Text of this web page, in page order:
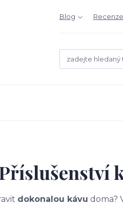
Blog Recenze
dokonalou kávu doma?